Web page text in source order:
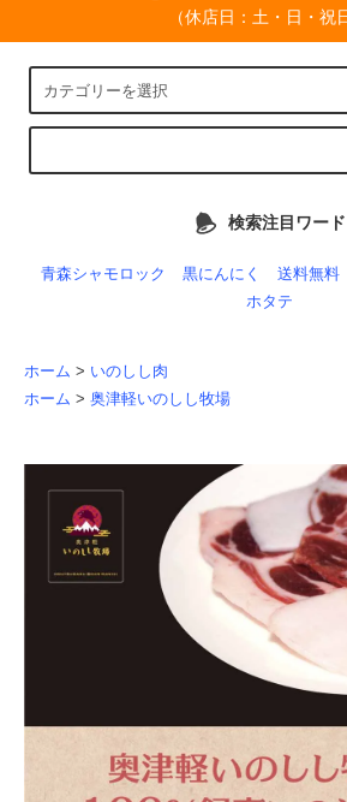
（休店日：土・日・祝
検索注目ワード
青森シャモロック 黒にんにく 送料無料
ホタテ
ホーム > いのしし肉
ホーム > 奥津軽いのしし牧場